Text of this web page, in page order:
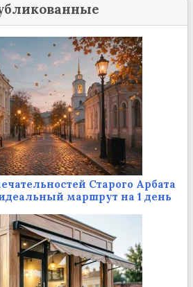
Старого Арбата
маршрут на 1 день